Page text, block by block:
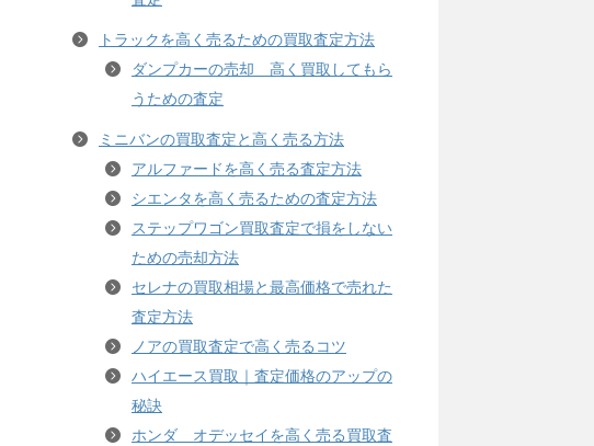
トラックを高く売るための買取査定方法
ダンプカーの売却 高く買取してもら
うための査定
ミニバンの買取査定と高く売る方法
アルファードを高く売る査定方法
シエンタを高く売るための査定方法
ステップワゴン買取査定で損をしない
ための売却方法
セレナの買取相場と最高価格で売れた
査定方法
ノアの買取査定で高く売るコツ
ハイエース買取｜査定価格のアップの
秘訣
ホンダ オデッセイを高く売る買取査